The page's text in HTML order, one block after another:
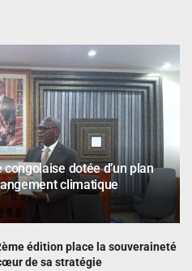
dotée d’un plan
climatique
édition place la souveraineté
de sa stratégie